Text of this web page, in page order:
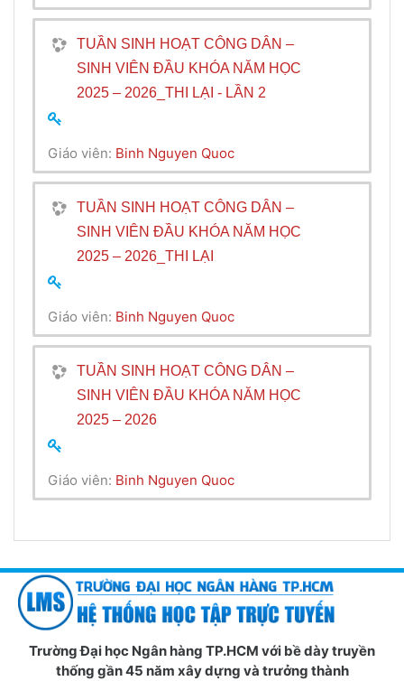
TUẦN SINH HOẠT CÔNG DÂN –
SINH VIÊN ĐẦU KHÓA NĂM HỌC
2025 – 2026_THI LẠI - LẦN 2
Giáo viên: Binh Nguyen Quoc
TUẦN SINH HOẠT CÔNG DÂN –
SINH VIÊN ĐẦU KHÓA NĂM HỌC
2025 – 2026_THI LẠI
Giáo viên: Binh Nguyen Quoc
TUẦN SINH HOẠT CÔNG DÂN –
SINH VIÊN ĐẦU KHÓA NĂM HỌC
2025 – 2026
Giáo viên: Binh Nguyen Quoc
Trường Đại học Ngân hàng TP.HCM với bề dày truyền
thống gần 45 năm xây dựng và trưởng thành